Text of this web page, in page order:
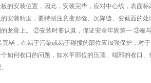
的安装位置，因此，安装完毕，应对中心线，表面
安装精度，要特别注意变形缝、沉降缝、变截面的
龙骨上。 ②安装时要认真，保证安全牢固第一 ③板
毕，在易于污染或易于碰撞的部位应加强保护，对
如何收口的问题，如水平部位的压顶、端部的收口